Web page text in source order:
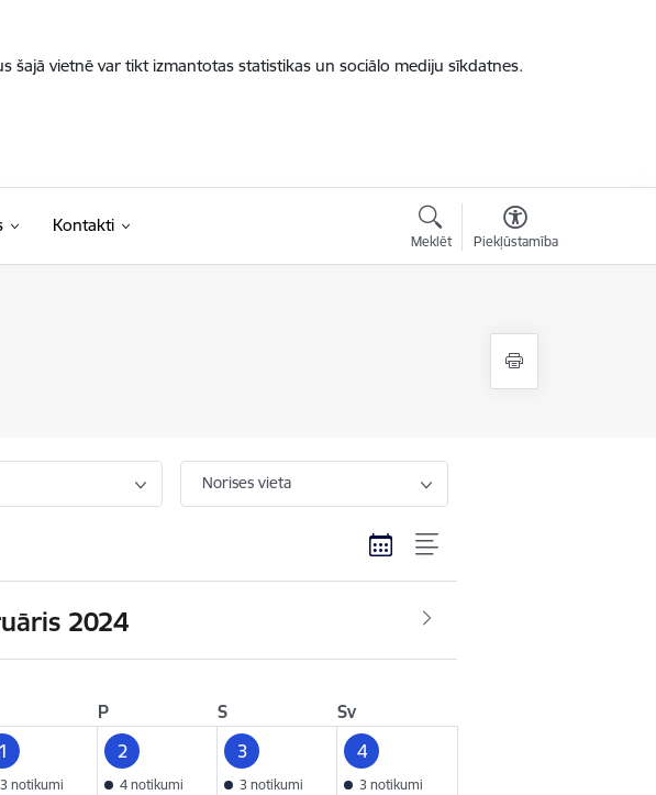
šajā vietnē var tikt izmantotas statistikas un sociālo mediju sīkdatnes.
Kontakti
Meklēt Piekļūstamība
Norises vieta
2024
P S
Sv
3 notikumi
2
4 notikumi
3
3 notikumi
4
3 notikumi